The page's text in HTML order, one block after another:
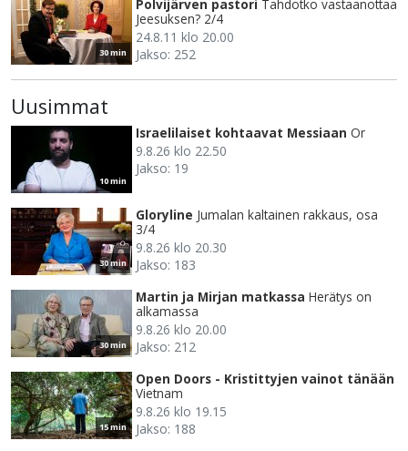
30 min
Polvijärven pastori Tahdotko vastaanottaa
Jeesuksen? 2/4
24.8.11 klo 20.00
Jakso: 252
Uusimmat
10 min
Israelilaiset kohtaavat Messiaan Or
9.8.26 klo 22.50
Jakso: 19
30 min
Gloryline Jumalan kaltainen rakkaus, osa
3/4
9.8.26 klo 20.30
Jakso: 183
30 min
Martin ja Mirjan matkassa Herätys on
alkamassa
9.8.26 klo 20.00
Jakso: 212
15 min
Open Doors - Kristittyjen vainot tänään
Vietnam
9.8.26 klo 19.15
Jakso: 188